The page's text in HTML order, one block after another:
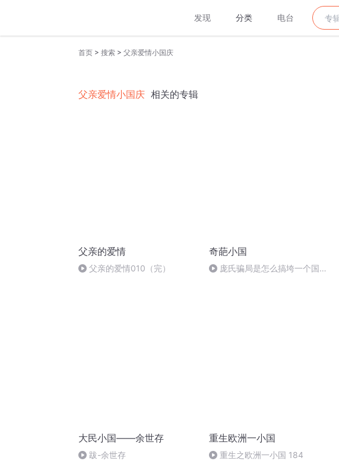
发现 分类 电台
首页 > 搜索 > 父亲爱情小国庆
父亲爱情小国庆 相关的专辑
父亲的爱情
父亲的爱情010（完）
奇葩小国
庞氏骗局是怎么搞垮一个国家
大民小国——余世存
跋-余世存
重生欧洲一小国
重生之欧洲一小国 184